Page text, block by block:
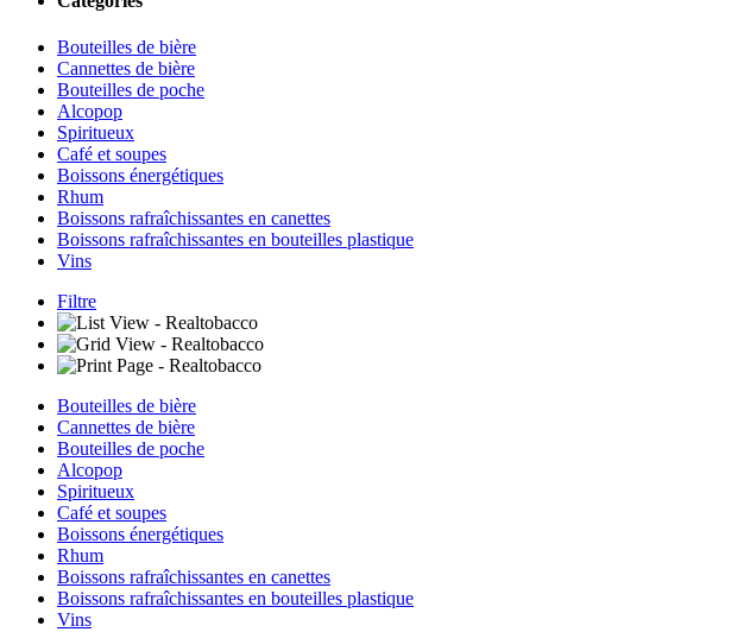
Bouteilles de bière
Cannettes de bière
Bouteilles de poche
Alcopop
Spiritueux
Café et soupes
Boissons énergétiques
Rhum
Boissons rafraîchissantes en canettes
Boissons rafraîchissantes en bouteilles plastique
Vins
Filtre
Bouteilles de bière
Cannettes de bière
Bouteilles de poche
Alcopop
Spiritueux
Café et soupes
Boissons énergétiques
Rhum
Boissons rafraîchissantes en canettes
Boissons rafraîchissantes en bouteilles plastique
Vins